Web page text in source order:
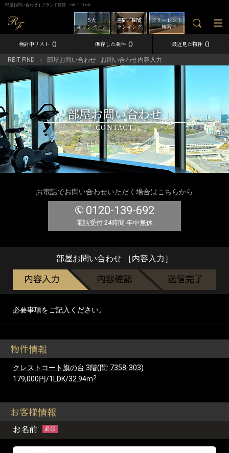
部屋お問い合わせ | ブランド賃貸－REIT FIND
フリーレント
検索
週間／閲覧
ランキング
5大
キャンペーン
検討中リスト 0 保存した条件 0 最近見た物件 0
REIT FIND 部屋お問い合わせ - お問い合わせ内容入力
部屋お問い合わせ
CONTACT
お電話でお問い合わせいただく場合はこちらから
0120-139-692
電話受付 24時間 年中無休
部屋お問い合わせ ［内容入力］
必要事項をご記入ください。
物件情報
クレストコート旗の台 3階(問: 7358-303)
179,000円/1LDK/32.94m2
お客様情報
お名前 必須